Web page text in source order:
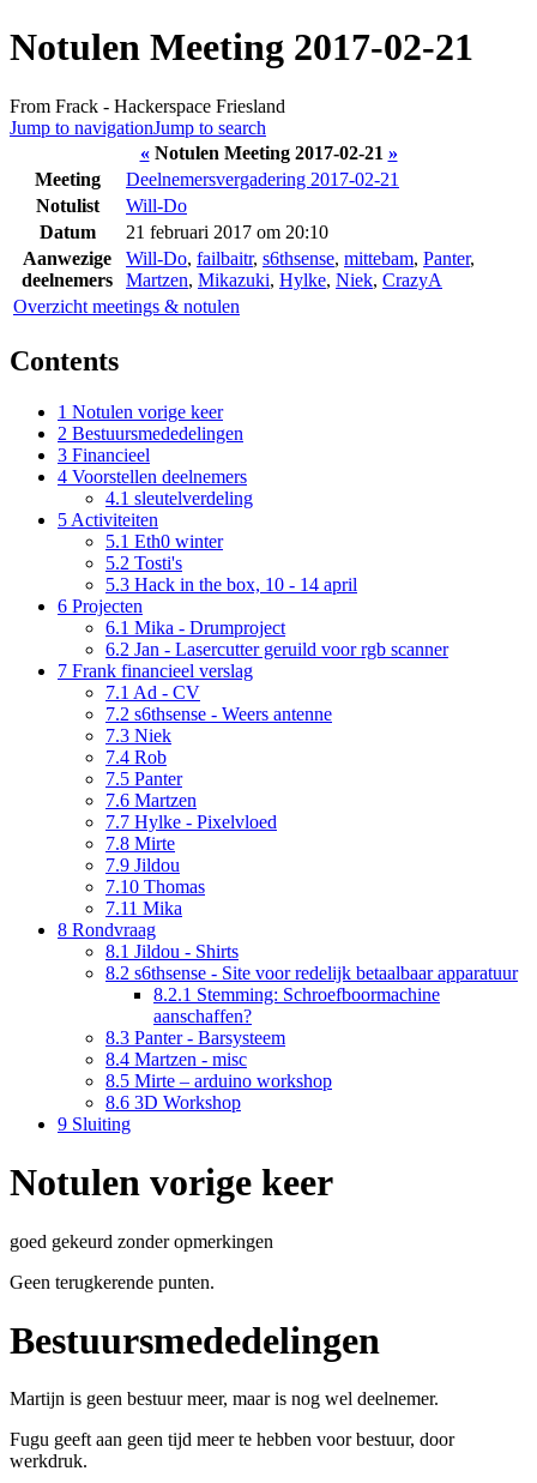
Notulen Meeting 2017-02-21
From Frack - Hackerspace Friesland
Jump to navigationJump to search
«Notulen Meeting 2017-02-21 »
Meeting
Deelnemersvergadering 2017-02-21
Notulist
Will-Do
Datum
21 februari 2017 om 20:10
Aanwezige
deelnemers
Will-Do, failbaitr, s6thsense, mittebam, Panter,
Martzen, Mikazuki, Hylke, Niek, CrazyA
Overzicht meetings & notulen
Contents
1 Notulen vorige keer
2 Bestuursmededelingen
3 Financieel
4 Voorstellen deelnemers
4.1 sleutelverdeling
5 Activiteiten
5.1 Eth0 winter
5.2 Tosti's
5.3 Hack in the box, 10 - 14 april
6 Projecten
6.1 Mika - Drumproject
6.2 Jan - Lasercutter geruild voor rgb scanner
7 Frank financieel verslag
7.1 Ad - CV
7.2 s6thsense - Weers antenne
7.3 Niek
7.4 Rob
7.5 Panter
7.6 Martzen
7.7 Hylke - Pixelvloed
7.8 Mirte
7.9 Jildou
7.10 Thomas
7.11 Mika
8 Rondvraag
8.1 Jildou - Shirts
8.2 s6thsense - Site voor redelijk betaalbaar apparatuur
8.2.1 Stemming: Schroefboormachine
aanschaffen?
8.3 Panter - Barsysteem
8.4 Martzen - misc
8.5 Mirte – arduino workshop
8.6 3D Workshop
9 Sluiting
Notulen vorige keer
goed gekeurd zonder opmerkingen
Geen terugkerende punten.
Bestuursmededelingen
Martijn is geen bestuur meer, maar is nog wel deelnemer.
Fugu geeft aan geen tijd meer te hebben voor bestuur, door
werkdruk.